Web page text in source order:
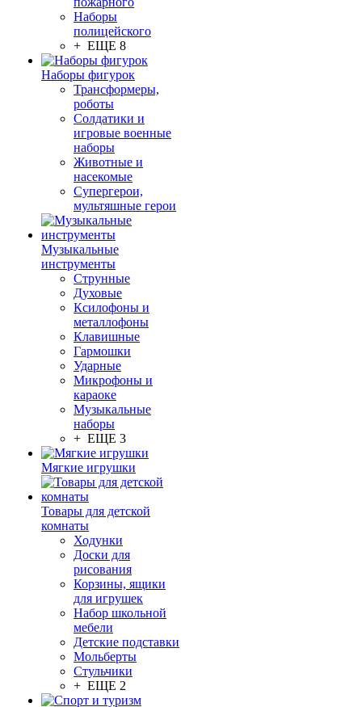
Наборы
полицейского
+ ЕЩЕ 8
Наборы фигурок
Трансформеры,
роботы
Солдатики и
игровые военные
наборы
Животные и
насекомые
Супергерои,
мультяшные герои
Музыкальные
инструменты
Струнные
Духовые
Ксилофоны и
металлофоны
Клавишные
Гармошки
Ударные
Микрофоны и
караоке
Музыкальные
наборы
+ ЕЩЕ 3
Мягкие игрушки
Товары для детской
комнаты
Ходунки
Доски для
рисования
Корзины, ящики
для игрушек
Набор школьной
мебели
Детские подставки
Мольберты
Стульчики
+ ЕЩЕ 2